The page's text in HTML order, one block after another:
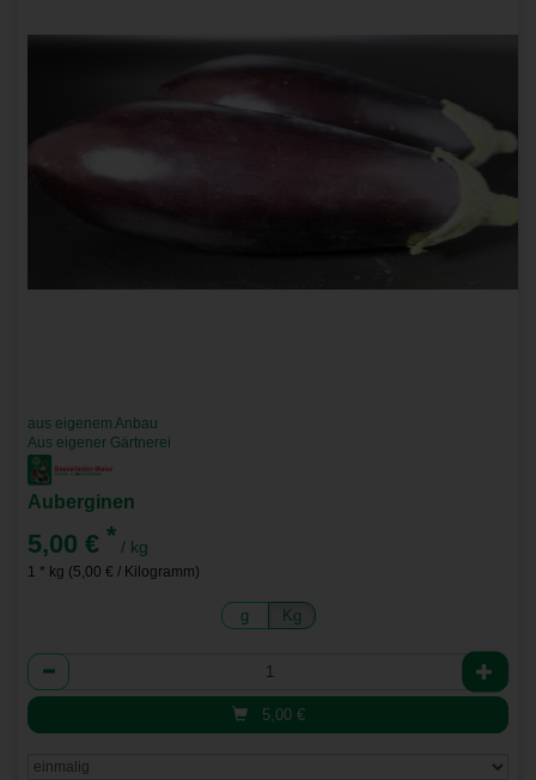
aus eigenem Anbau
Aus eigener Gärtnerei
Auberginen
5,00 € * / kg
1 * kg (5,00 € / Kilogramm)
g Kg
Anzahl
5,00 €